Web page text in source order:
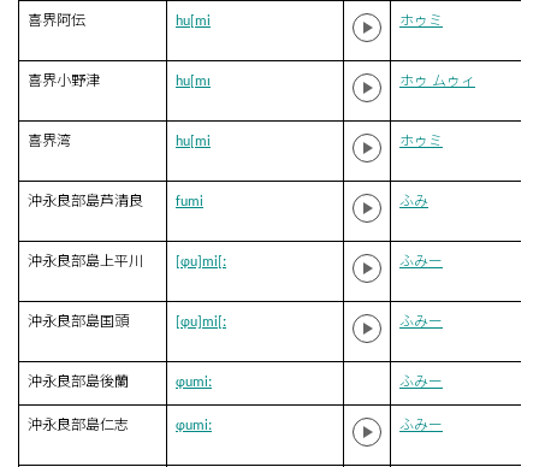
喜界阿伝 hu[mi ホゥミ
喜界小野津 hu[mɪ ホゥ ムゥィ
喜界湾 hu[mi ホゥミ
沖永良部島芦清良 fumi ふみ
沖永良部島上平川 [ɸu]mi[ː ふみー
沖永良部島国頭 [ɸu]mi[ː ふみー
沖永良部島後蘭 ɸumiː ふみー
沖永良部島仁志 ɸumiː ふみー